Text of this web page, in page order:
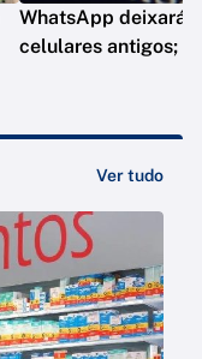
WhatsApp deixará
celulares antigos;
Ver tudo